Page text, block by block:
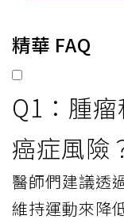
精華 FAQ
Q1：腫
癌症風險
醫師們建議透
維持運動來降